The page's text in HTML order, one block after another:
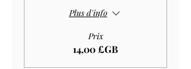
Plus d'info
Prix
14,00 £GB